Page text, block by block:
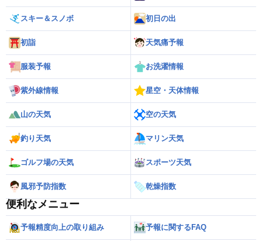
スキー＆スノボ 初日の出
初詣 天気痛予報
服装予報 お洗濯情報
紫外線情報 星空・天体情報
山の天気 空の天気
釣り天気 マリン天気
ゴルフ場の天気 スポーツ天気
風邪予防指数 乾燥指数
便利なメニュー
予報精度向上の取り組み 予報に関するFAQ